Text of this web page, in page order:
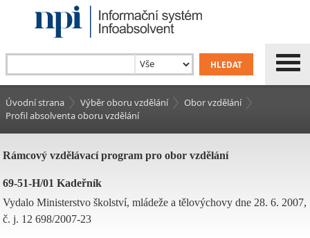
Úvodní strana Výběr oboru vzdělání
Obor vzdělání
Profil absolventa oboru vzdělání
Rámcový vzdělávací program pro obor vzdělání
69-51-H/01 Kadeřník
Vydalo Ministerstvo školství, mládeže a tělovýchovy dne 28. 6. 2007,
č. j. 12 698/2007-23